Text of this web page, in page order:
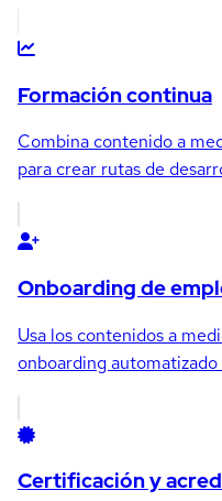
Formación continua
Combina contenido a
para crear rutas de
Onboarding de
Usa los contenidos a
onboarding
Certificación y